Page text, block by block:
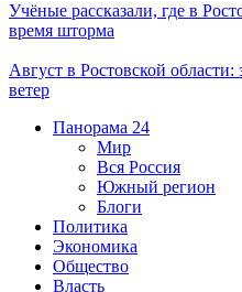
Учёные рассказали, где в
время шторма
Август в Ростовской
ветер
Панорама 24
Мир
Вся Россия
Южный регион
Блоги
Политика
Экономика
Общество
Власть